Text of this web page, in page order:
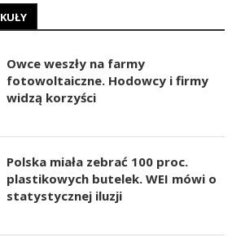
Owce weszły na farmy
fotowoltaiczne. Hodowcy i firmy
widzą korzyści
Polska miała zebrać 100 proc.
plastikowych butelek. WEI mówi o
statystycznej iluzji